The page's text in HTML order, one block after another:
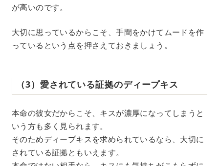
が高いのです。
大切に思っているからこそ、手間をかけてムードを作
っているという点を押さえておきましょう。
（3）愛されている証拠のディープキス
本命の彼女だからこそ、キスが濃厚になってしまうと
いう方も多く見られます。
そのためディープキスを求められているなら、大切に
されている証拠ともいえます。